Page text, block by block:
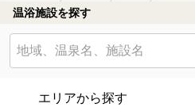
温浴施設を探す
エリアから探す